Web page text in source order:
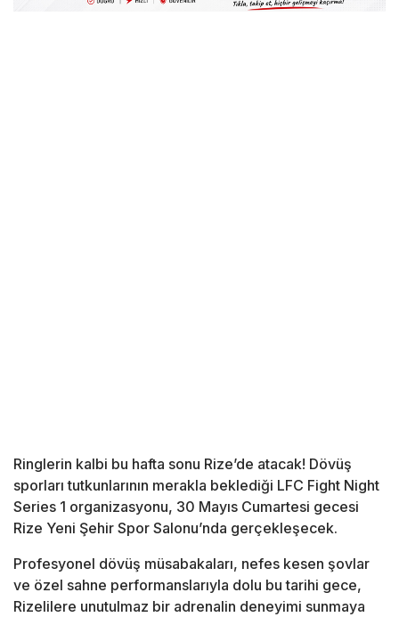
Ringlerin kalbi bu hafta sonu Rize’de atacak! Dövüş
sporları tutkunlarının merakla beklediği LFC Fight Night
Series 1 organizasyonu, 30 Mayıs Cumartesi gecesi
Rize Yeni Şehir Spor Salonu’nda gerçekleşecek.
Profesyonel dövüş müsabakaları, nefes kesen şovlar
ve özel sahne performanslarıyla dolu bu tarihi gece,
Rizelilere unutulmaz bir adrenalin deneyimi sunmaya